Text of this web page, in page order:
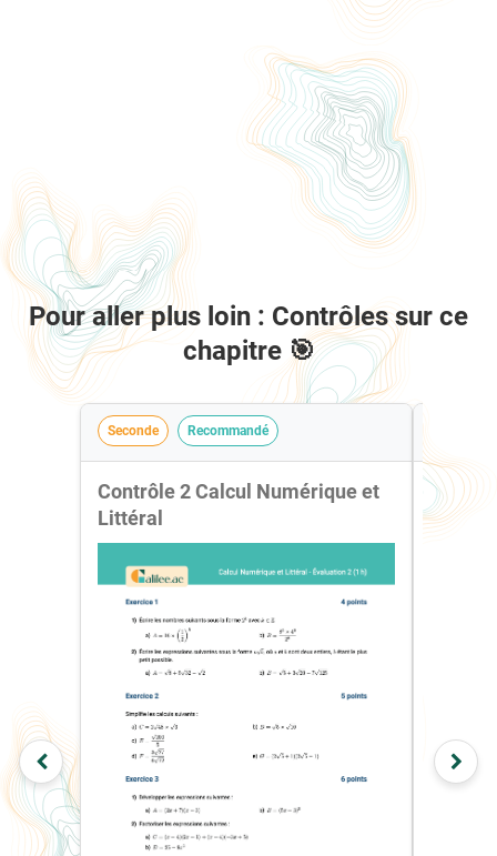
Pour aller plus loin : Contrôles sur ce
chapitre 🎯
Seconde Recommandé
Contrôle 2 Calcul Numérique et
Littéral
Littéral